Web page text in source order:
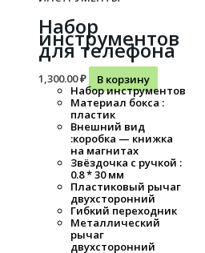
Набор
инструментов
для телефона
1,300.00₽
В корзину
Набор инструментов
Материал бокса :
пластик
Внешний вид
:коробка — книжка
на магнитах
Звёздочка с ручкой :
0.8 * 30 мм
Пластиковый рычаг
двухсторонний
Гибкий переходник
Металлический
рычаг
двухсторонний